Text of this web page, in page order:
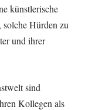
künstlerische
Hürden zu
und ihrer
sind
Kollegen als